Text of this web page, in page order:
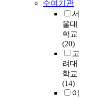
수여기관
서
울대
학교
(20)
고
려대
학교
(14)
이